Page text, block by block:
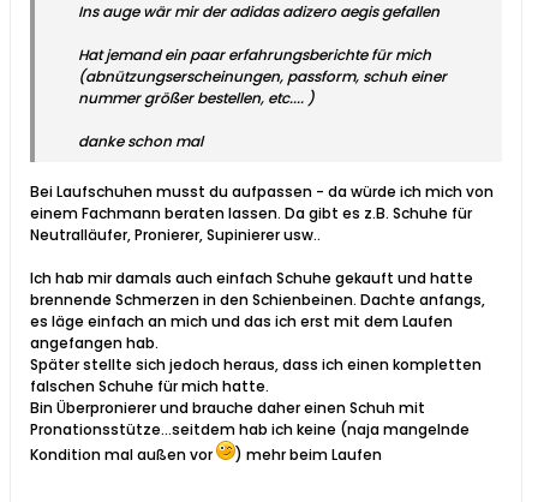
Ins auge wär mir der adidas adizero aegis gefallen
Hat jemand ein paar erfahrungsberichte für mich
(abnützungserscheinungen, passform, schuh einer
nummer größer bestellen, etc.... )
danke schon mal
Bei Laufschuhen musst du aufpassen - da würde ich mich von
einem Fachmann beraten lassen. Da gibt es z.B. Schuhe für
Neutralläufer, Pronierer, Supinierer usw..
Ich hab mir damals auch einfach Schuhe gekauft und hatte
brennende Schmerzen in den Schienbeinen. Dachte anfangs,
es läge einfach an mich und das ich erst mit dem Laufen
angefangen hab.
Später stellte sich jedoch heraus, dass ich einen kompletten
falschen Schuhe für mich hatte.
Bin Überpronierer und brauche daher einen Schuh mit
Pronationsstütze...seitdem hab ich keine (naja mangelnde
Kondition mal außen vor
) mehr beim Laufen